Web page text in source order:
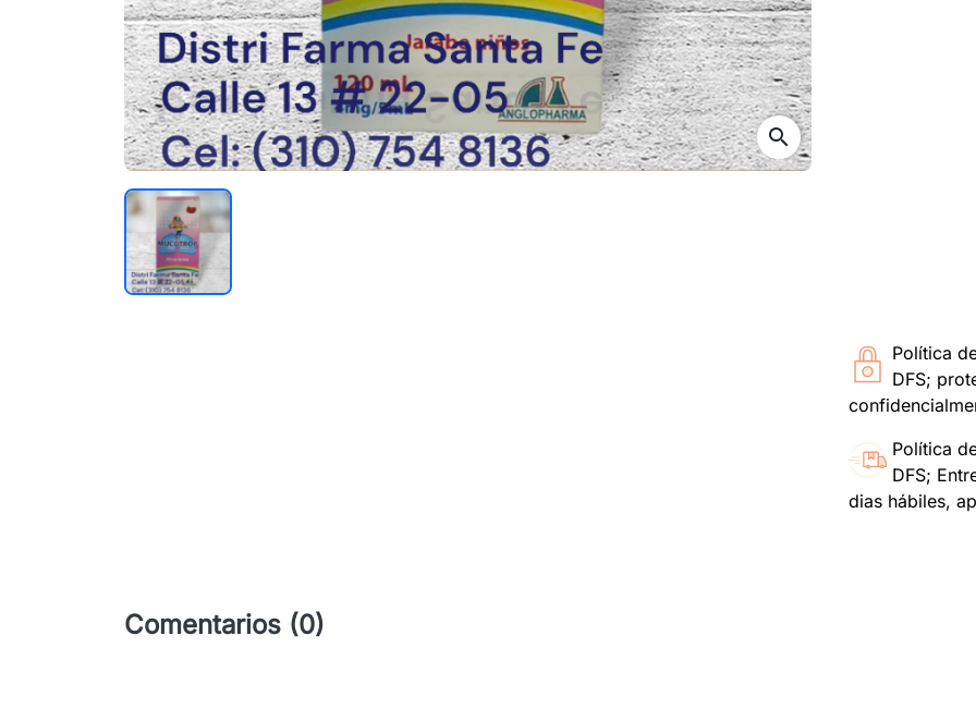
search
Política
DFS;
Política
DFS;
dias hábiles,
Comentarios (0)